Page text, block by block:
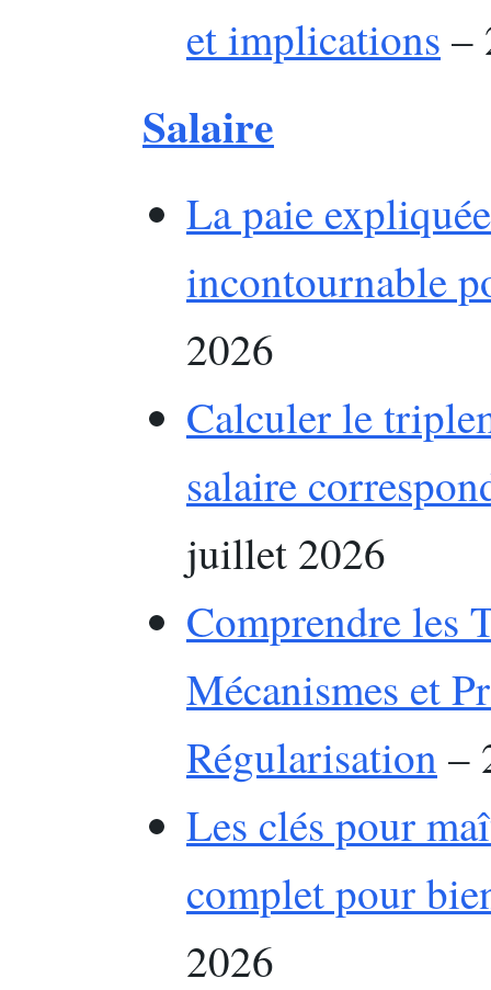
et implications –
Salaire
La paie
incontournable
2026
Calculer le
salaire
juillet 2026
Comprendre les
Mécanismes et
Régularisation –
Les clés pour
complet pour
2026